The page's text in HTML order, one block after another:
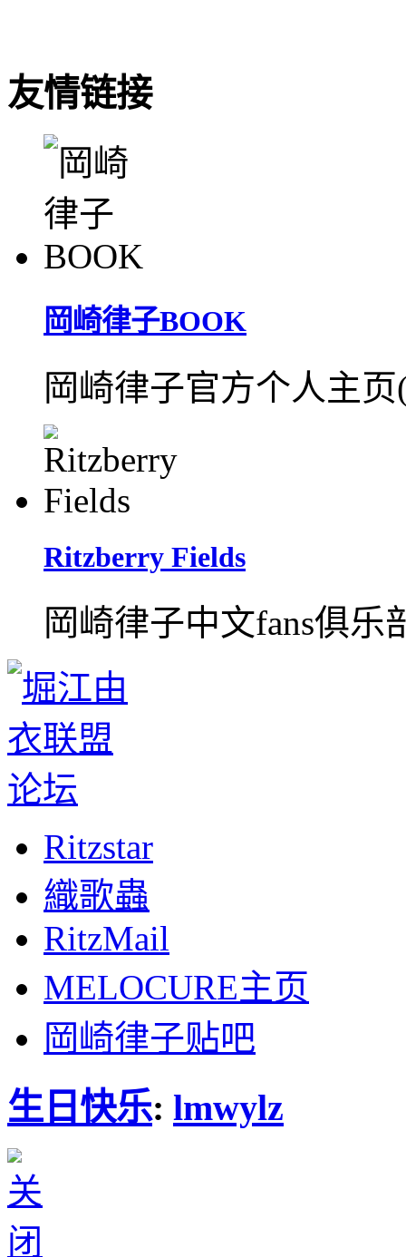
友情链接
岡崎律子BOOK
岡崎律子官方个人主
Ritzberry Fields
岡崎律子中文fans俱乐
Ritzstar
織歌蟲
RitzMail
MELOCURE主页
岡崎律子贴吧
生日快乐: lmwylz